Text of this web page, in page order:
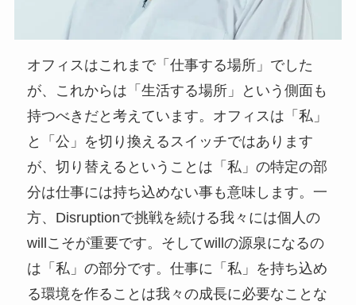
オフィスはこれまで「仕事する場所」でした
が、これからは「生活する場所」という側面も
持つべきだと考えています。オフィスは「私」
と「公」を切り換えるスイッチではあります
が、切り替えるということは「私」の特定の部
分は仕事には持ち込めない事も意味します。一
方、Disruptionで挑戦を続ける我々には個人の
willこそが重要です。そしてwillの源泉になるの
は「私」の部分です。仕事に「私」を持ち込め
る環境を作ることは我々の成長に必要なことな